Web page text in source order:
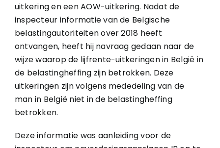
uitkering en een AOW-uitkering. Nadat de
inspecteur informatie van de Belgische
belastingautoriteiten over 2018 heeft
ontvangen, heeft hij navraag gedaan naar de
wijze waarop de lijfrente-uitkeringen in België in
de belastingheffing zijn betrokken. Deze
uitkeringen zijn volgens mededeling van de
man in België niet in de belastingheffing
betrokken.
Deze informatie was aanleiding voor de